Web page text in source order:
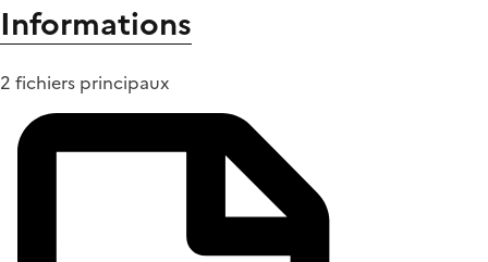
Informations
2 fichiers principaux